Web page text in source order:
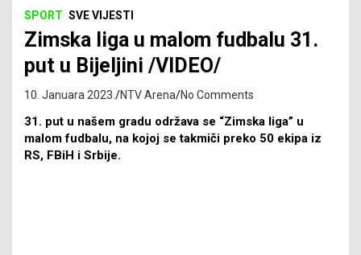
SPORT SVE VIJESTI
Zimska liga u malom fudbalu 31.
put u Bijeljini /VIDEO/
10. Januara 2023. NTV Arena No Comments
31. put u našem gradu održava se “Zimska liga” u
malom fudbalu, na kojoj se takmiči preko 50 ekipa iz
RS, FBiH i Srbije.